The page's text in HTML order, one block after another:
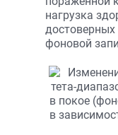
нагрузка
фоновой